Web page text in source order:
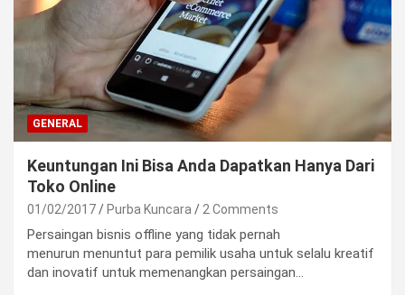
GENERAL
Keuntungan Ini Bisa Anda Dapatkan Hanya Dari
Toko Online
01/02/2017 Purba Kuncara 2 Comments
Persaingan bisnis offline yang tidak pernah
menurun menuntut para pemilik usaha untuk selalu kreatif
dan inovatif untuk memenangkan persaingan…